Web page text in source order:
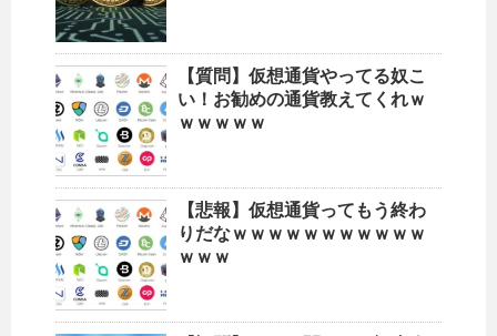
【質問】仮想通貨やってる奴こ
い！お勧めの通貨教えてくれｗ
ｗｗｗｗｗ
【悲報】仮想通貨ってもう終わ
りだなｗｗｗｗｗｗｗｗｗｗｗ
ｗｗｗ